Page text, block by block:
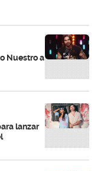
Nuestro a
lanzar